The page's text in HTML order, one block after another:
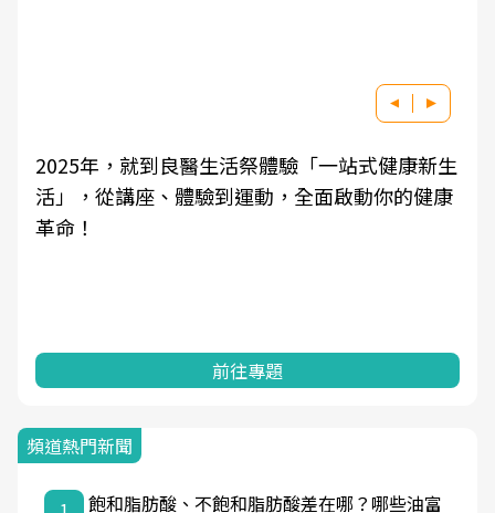
祭體驗「一站式健康新生
運動，全面啟動你的健康
良醫健康網從「換季的
學觀點與日常感受的對
頻道熱門新聞
飽和脂肪酸、不飽和脂肪酸差在哪？哪些油富